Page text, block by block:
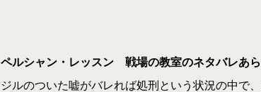
ペルシャン・レッスン 戦場の教室のネタバレあ
ジルのついた嘘がバレれば処刑という状況の中で